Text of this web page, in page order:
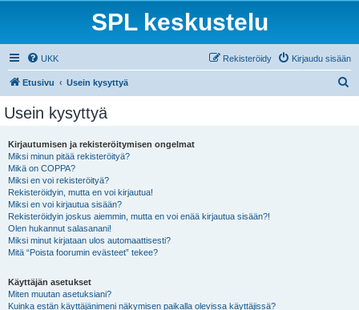
SPL keskustelu
UKK Kirjaudu sisään
Rekisteröidy
Etusivu Usein kysyttyä
Usein kysyttyä
Kirjautumisen ja rekisteröitymisen ongelmat
Miksi minun pitää rekisteröityä?
Mikä on COPPA?
Miksi en voi rekisteröityä?
Rekisteröidyin, mutta en voi kirjautua!
Miksi en voi kirjautua sisään?
Rekisteröidyin joskus aiemmin, mutta en voi enää kirjautua sisään?!
Olen hukannut salasanani!
Miksi minut kirjataan ulos automaattisesti?
Mitä “Poista foorumin evästeet” tekee?
Käyttäjän asetukset
Miten muutan asetuksiani?
Kuinka estän käyttäjänimeni näkymisen paikalla olevissa käyttäjissä?